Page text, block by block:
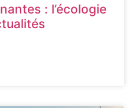
: l’écologie